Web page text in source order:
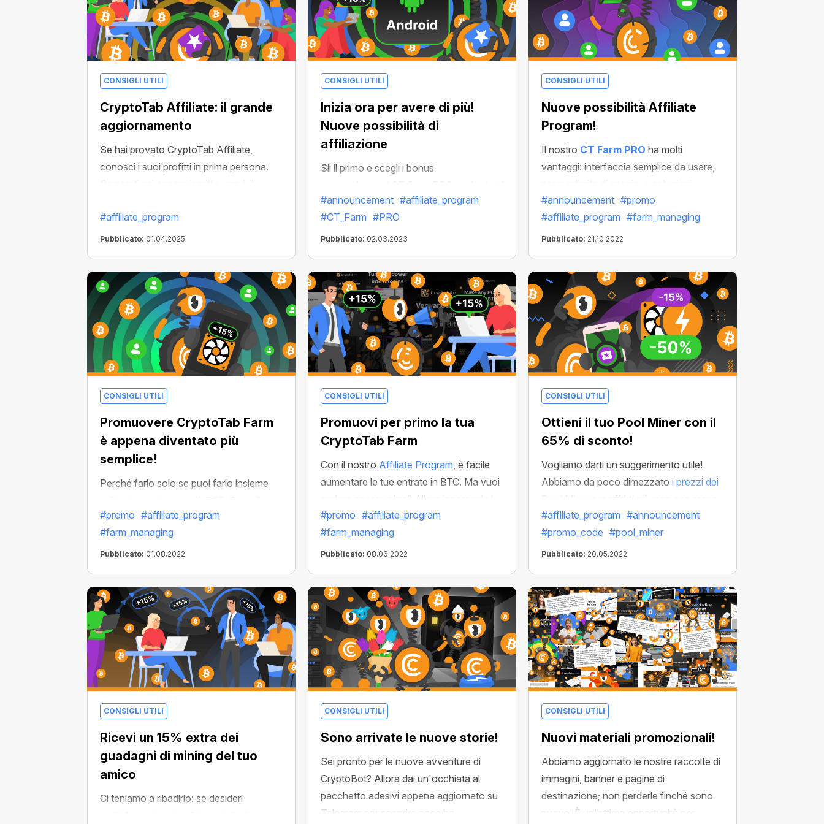
CONSIGLI UTILI
CryptoTab Affiliate: il grande
aggiornamento
Se hai provato CryptoTab Affiliate,
conosci i suoi profitti in prima persona.
Se non ti sei ancora iscritto, ora è il
#affiliate_program
Pubblicato: 01.04.2025
CONSIGLI UTILI
Inizia ora per avere di più!
Nuove possibilità di
affiliazione
Sii il primo e scegli i bonus
è appena stato lanciato. Stiamo
aspettando che migliaia di nuovi farmer
entrino nella nostra cripto comunità e
cambio, come al solito, otterrai un bonus
pari al 15% dei profitti delle persone che
hai segnalato!
#announcement #affiliate_program
#CT_Farm #PRO
Pubblicato: 02.03.2023
CONSIGLI UTILI
Nuove possibilità Affiliate
Program!
Il nostro CT Farm PRO ha molti
vantaggi: interfaccia semplice da usare,
nessun limite di spazio, e soluzioni
convenienti per creare farm senza un PC;
ma la nuova farm ha qualcos'altro per te.
Cos'è? La risposta è semplice:
#announcement #promo
#affiliate_program #farm_managing
Pubblicato: 21.10.2022
CONSIGLI UTILI
Promuovere CryptoTab Farm
è appena diventato più
semplice!
Perché farlo solo se puoi farlo insieme
Bene, con il nostroAffiliate Program
facile: invita gli amici a unirsi a CryptoTab
Farm e falli diventare i tuoi referral per
mininge riceveranno unosconto
speciale!
#promo #affiliate_program
#farm_managing
Pubblicato: 01.08.2022
CONSIGLI UTILI
Promuovi per primo la tua
CryptoTab Farm
Con il nostro Affiliate Program, è facile
aumentare le tue entrate in BTC. Ma vuoi
andare ancora oltre? Allora incoraggia i
tuoi amici a unirsi a CryptoTab Farm e sii
tra i primia farlo!
#promo #affiliate_program
#farm_managing
Pubblicato: 08.06.2022
CONSIGLI UTILI
Ottieni il tuo Pool Miner con il
65% di sconto!
Vogliamo darti un suggerimento utile!
Abbiamo da poco dimezzato i prezzi dei
Pool Miner
per offrirti più resa con meno
spesa. Ora vogliamo svelarti un trucco
per risparmiare ancora di più.
#affiliate_program #announcement
#promo_code #pool_miner
Pubblicato: 20.05.2022
CONSIGLI UTILI
Ricevi un 15% extra dei
guadagni di mining del tuo
amico
Ci teniamo a ribadirlo: se desideri
CONSIGLI UTILI
Sono arrivate le nuove storie!
Sei pronto per le nuove avventure di
CryptoBot? Allora dai un'occhiata al
pacchetto adesivi appena aggiornato su
Telegram per scoprire cosa ha
CONSIGLI UTILI
Nuovi materiali promozionali!
Abbiamo aggiornato le nostre raccolte di
immagini, banner e pagine di
destinazione; non perderle finché sono
nuove! È un'ottima opportunità per